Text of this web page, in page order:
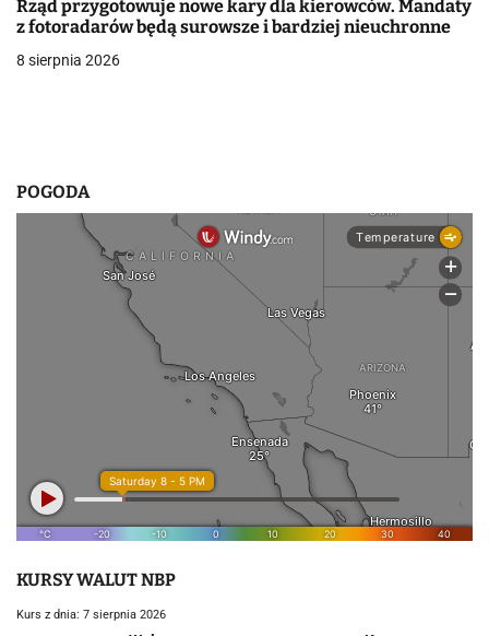
s
u
Rząd przygotowuje nowe kary dla kierowców. Mandaty
z fotoradarów będą surowsze i bardziej nieuchronne
8 sierpnia 2026
POGODA
KURSY WALUT NBP
Kurs z dnia: 7 sierpnia 2026